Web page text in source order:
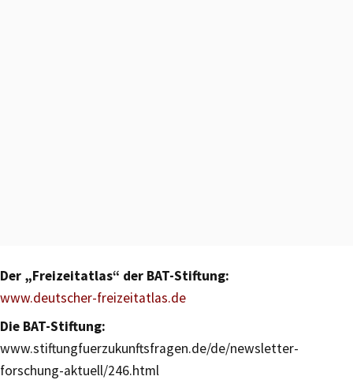
Der „Freizeitatlas“ der BAT-Stiftung:
www.deutscher-freizeitatlas.de
Die BAT-Stiftung:
www.stiftungfuerzukunftsfragen.de/de/newsletter-
forschung-aktuell/246.html